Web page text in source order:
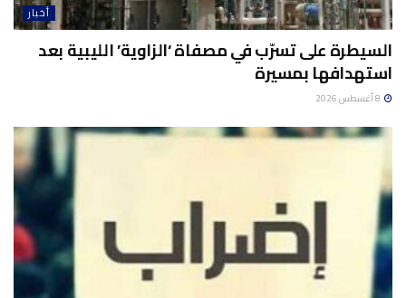
أخبار
السيطرة على تسرّب في مصفاة ‘الزاوية’ الليبية بعد
استهدافها بمسيرة